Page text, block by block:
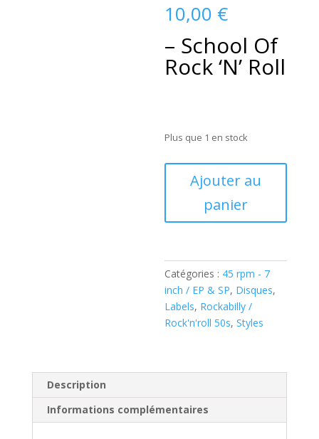
10,00 €
– School Of
Rock ‘N’ Roll
Plus que 1 en stock
Summers
Rebels
–
School
Of
Vinyl,
7"-
Ajouter au
panier
Catégories : 45 rpm - 7
inch / EP & SP, Disques,
Labels, Rockabilly /
Rock'n'roll 50s,Styles
Description
Informations complémentaires